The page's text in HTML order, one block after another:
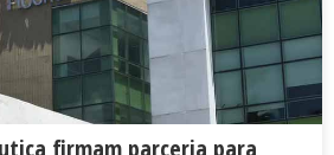
firmam parceria para